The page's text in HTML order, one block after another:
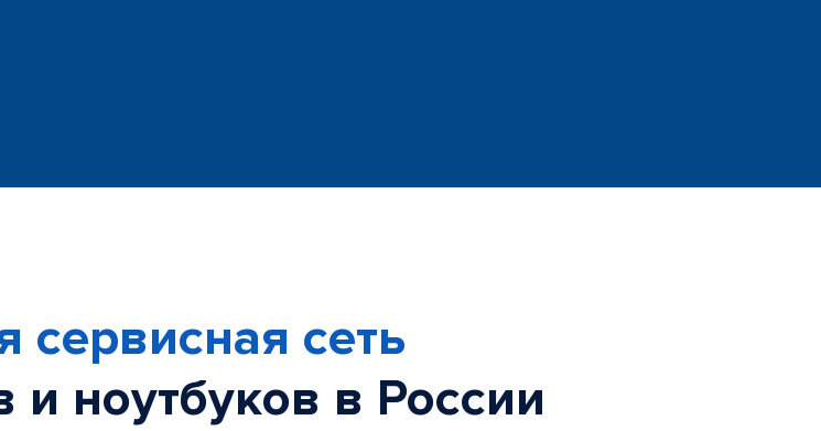
сервисная сеть
ноутбуков в России